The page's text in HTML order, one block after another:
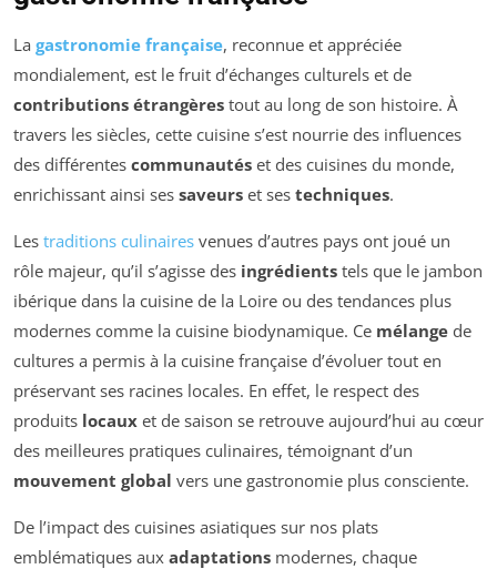
La gastronomie française, reconnue et appréciée
mondialement, est le fruit d’échanges culturels et de
contributions étrangères tout au long de son histoire. À
travers les siècles, cette cuisine s’est nourrie des influences
des différentes communautés et des cuisines du monde,
enrichissant ainsi ses saveurs et ses techniques.
Les traditions culinaires venues d’autres pays ont joué un
rôle majeur, qu’il s’agisse des ingrédients tels que le jambon
ibérique dans la cuisine de la Loire ou des tendances plus
modernes comme la cuisine biodynamique. Ce mélange de
cultures a permis à la cuisine française d’évoluer tout en
préservant ses racines locales. En effet, le respect des
produits locaux et de saison se retrouve aujourd’hui au cœur
des meilleures pratiques culinaires, témoignant d’un
mouvement global vers une gastronomie plus consciente.
De l’impact des cuisines asiatiques sur nos plats
emblématiques aux adaptations modernes, chaque